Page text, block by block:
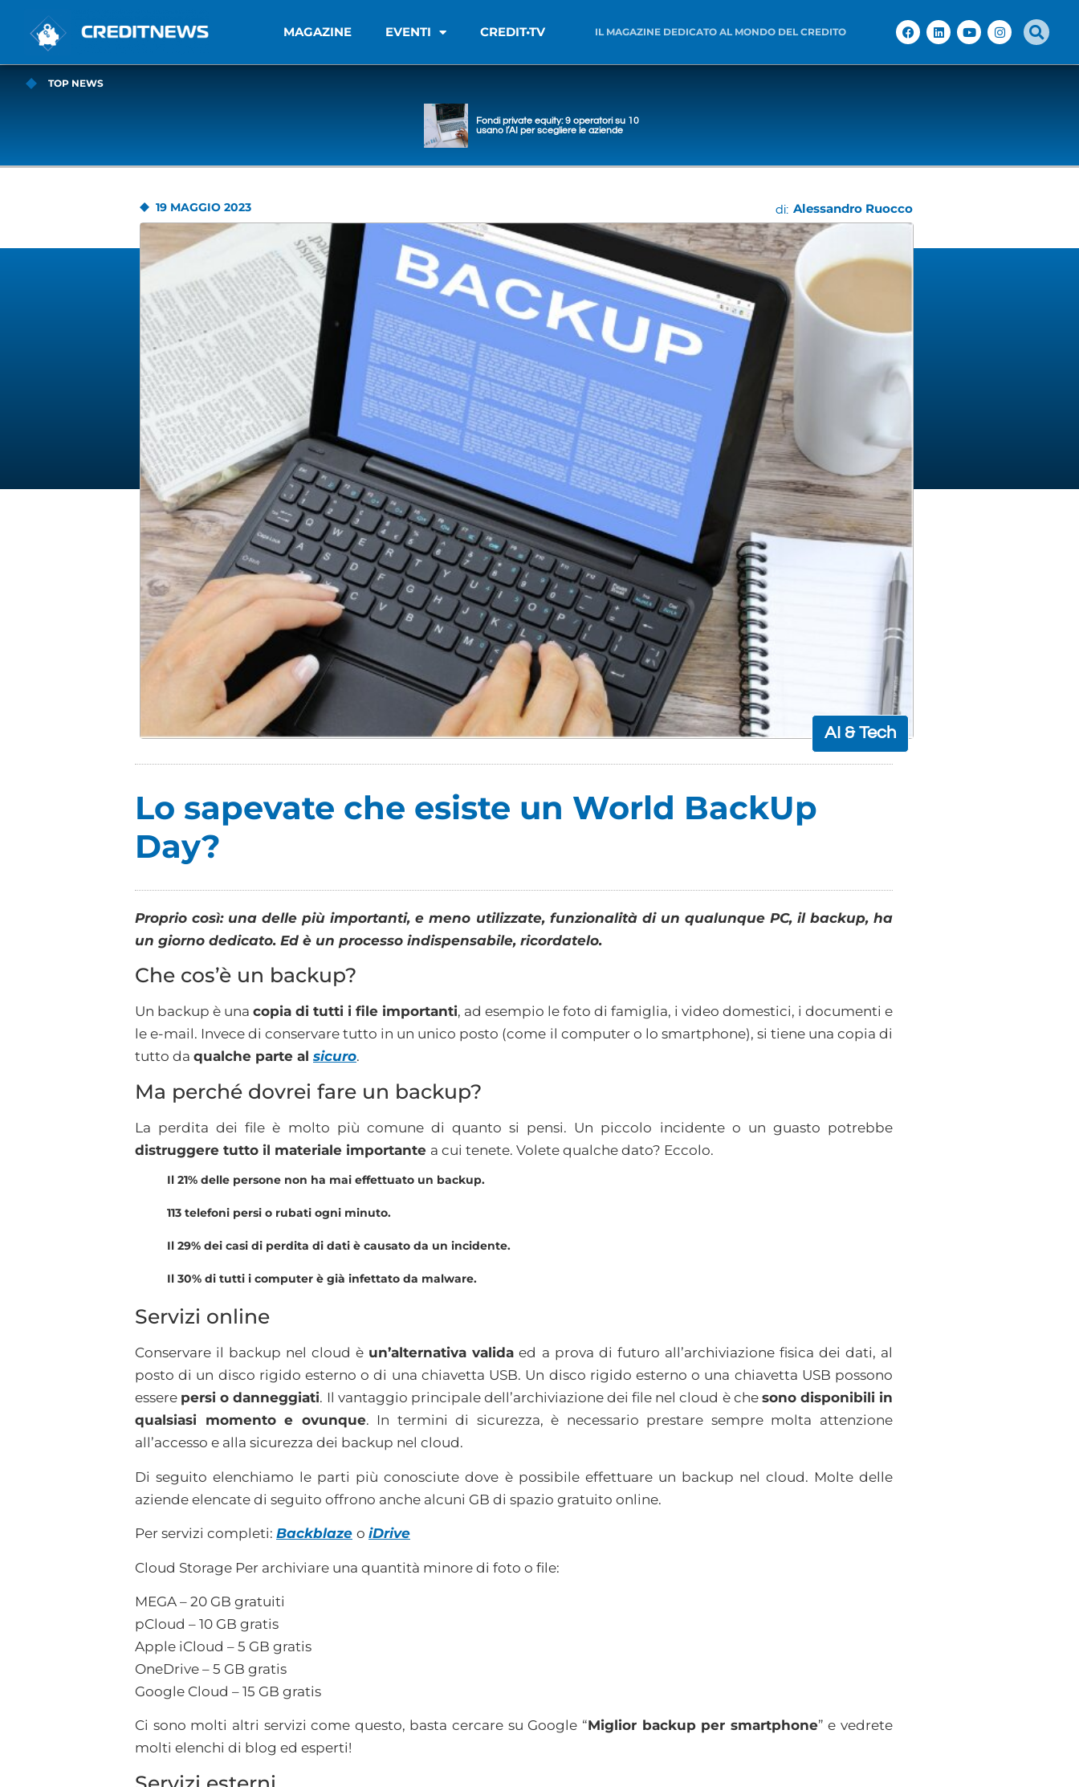
MAGAZINE EVENTI CREDIT•TV IL MAGAZINE DEDICATO AL MONDO DEL CREDITO
TOP NEWS
Fondi private equity: 9 operatori su 10
usano l’AI per scegliere le aziende
19 MAGGIO 2023 di:Alessandro Ruocco
AI & Tech
Lo sapevate che esiste un World BackUp
Day?
Proprio così: una delle più importanti, e meno utilizzate, funzionalità di un qualunque PC, il backup, ha
un giorno dedicato. Ed è un processo indispensabile, ricordatelo.
Che cos’è un backup?
Un backup è una copia di tutti i file importanti, ad esempio le foto di famiglia, i video domestici, i documenti e
le e-mail. Invece di conservare tutto in un unico posto (come il computer o lo smartphone), si tiene una copia di
tutto da qualche parte al sicuro.
Ma perché dovrei fare un backup?
La perdita dei file è molto più comune di quanto si pensi. Un piccolo incidente o un guasto potrebbe
distruggere tutto il materiale importante a cui tenete. Volete qualche dato? Eccolo.
Il 21% delle persone non ha mai effettuato un backup.
113 telefoni persi o rubati ogni minuto.
Il 29% dei casi di perdita di dati è causato da un incidente.
Il 30% di tutti i computer è già infettato da malware.
Servizi online
Conservare il backup nel cloud è un’alternativa valida ed a prova di futuro all’archiviazione fisica dei dati, al
posto di un disco rigido esterno o di una chiavetta USB. Un disco rigido esterno o una chiavetta USB possono
essere persi o danneggiati. Il vantaggio principale dell’archiviazione dei file nel cloud è che sono disponibili in
qualsiasi momento e ovunque. In termini di sicurezza, è necessario prestare sempre molta attenzione
all’accesso e alla sicurezza dei backup nel cloud.
Di seguito elenchiamo le parti più conosciute dove è possibile effettuare un backup nel cloud. Molte delle
aziende elencate di seguito offrono anche alcuni GB di spazio gratuito online.
Per servizi completi: Backblaze o iDrive
Cloud Storage Per archiviare una quantità minore di foto o file:
MEGA – 20 GB gratuiti
pCloud – 10 GB gratis
Apple iCloud – 5 GB gratis
OneDrive – 5 GB gratis
Google Cloud – 15 GB gratis
Ci sono molti altri servizi come questo, basta cercare su Google “Miglior backup per smartphone” e vedrete
molti elenchi di blog ed esperti!